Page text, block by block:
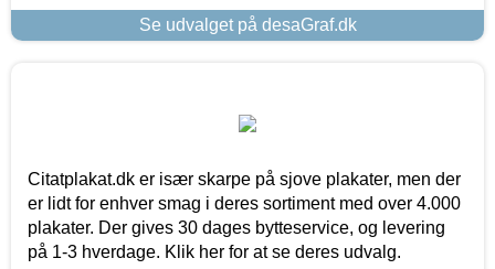
Se udvalget på desaGraf.dk
Citatplakat.dk er især skarpe på sjove plakater, men der
er lidt for enhver smag i deres sortiment med over 4.000
plakater. Der gives 30 dages bytteservice, og levering
på 1-3 hverdage. Klik her for at se deres udvalg.